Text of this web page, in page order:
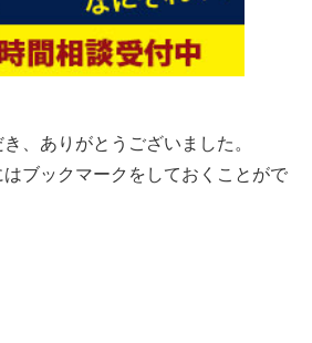
、ありがとうございました。
ブックマークをしておくことがで